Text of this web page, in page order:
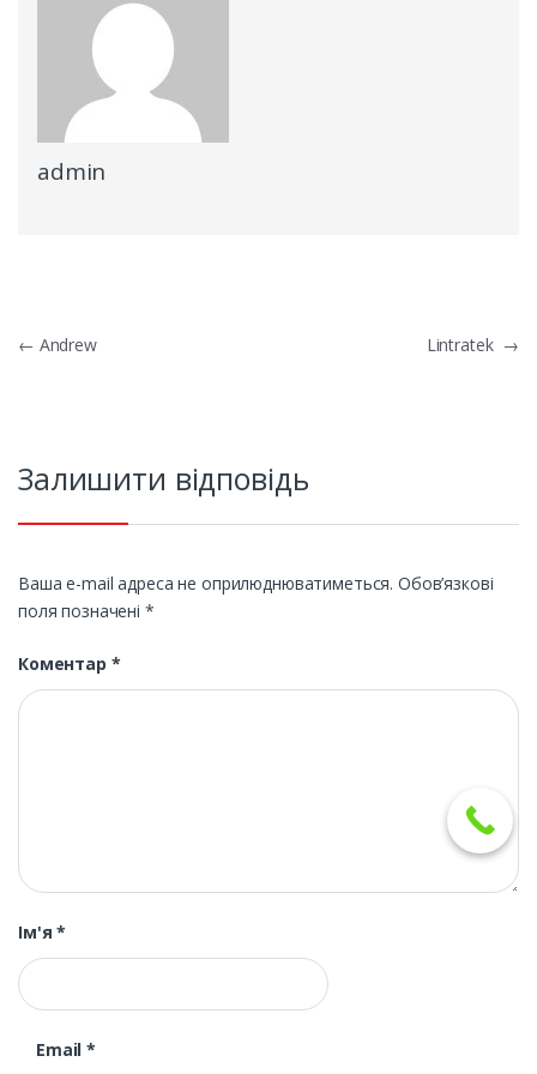
admin
Навігація
← Andrew Lintratek →
Залишити відповідь
Ваша e-mail адреса не оприлюднюватиметься. Обов’язкові
поля позначені *
Коментар *
Ім'я*
Email*